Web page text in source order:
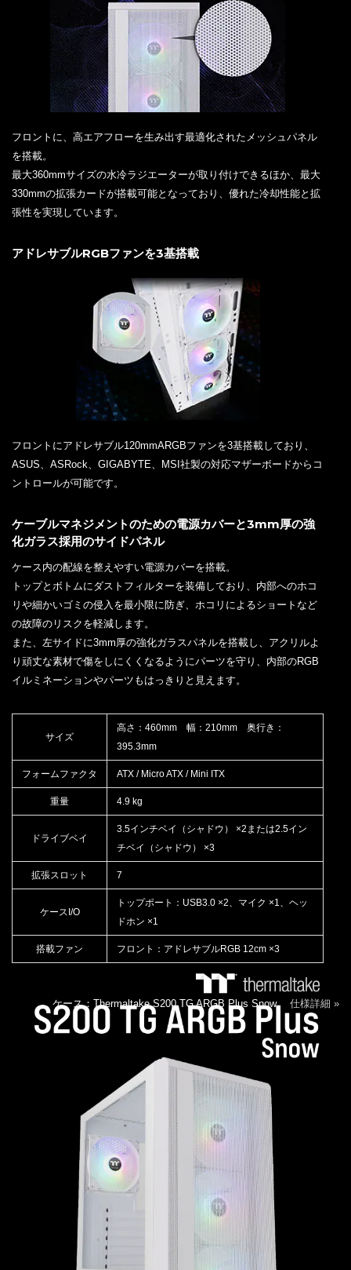
フロントに、高エアフローを生み出す最適化されたメッシュパネル
を搭載。
最大360mmサイズの水冷ラジエーターが取り付けできるほか、最大
330mmの拡張カードが搭載可能となっており、優れた冷却性能と拡
張性を実現しています。
アドレサブルRGBファンを3基搭載
フロントにアドレサブル120mmARGBファンを3基搭載しており、
ASUS、ASRock、GIGABYTE、MSI社製の対応マザーボードからコ
ントロールが可能です。
ケーブルマネジメントのための電源カバーと3mm厚の強
化ガラス採用のサイドパネル
ケース内の配線を整えやすい電源カバーを搭載。
トップとボトムにダストフィルターを装備しており、内部へのホコ
リや細かいゴミの侵入を最小限に防ぎ、ホコリによるショートなど
の故障のリスクを軽減します。
また、左サイドに3mm厚の強化ガラスパネルを搭載し、アクリルよ
り頑丈な素材で傷をしにくくなるようにパーツを守り、内部のRGB
イルミネーションやパーツもはっきりと見えます。
サイズ
高さ：460mm 幅：210mm 奥行き：
395.3mm
フォームファクタ ATX / Micro ATX / Mini ITX
重量 4.9 kg
ドライブベイ
3.5インチベイ（シャドウ） ×2または2.5イン
チベイ（シャドウ） ×3
拡張スロット 7
ケースI/O
トップポート：USB3.0 ×2、マイク ×1、ヘッ
ドホン ×1
搭載ファン フロント：アドレサブルRGB 12cm ×3
ケース：Thermaltake S200 TG ARGB Plus Snow 仕様詳細 »